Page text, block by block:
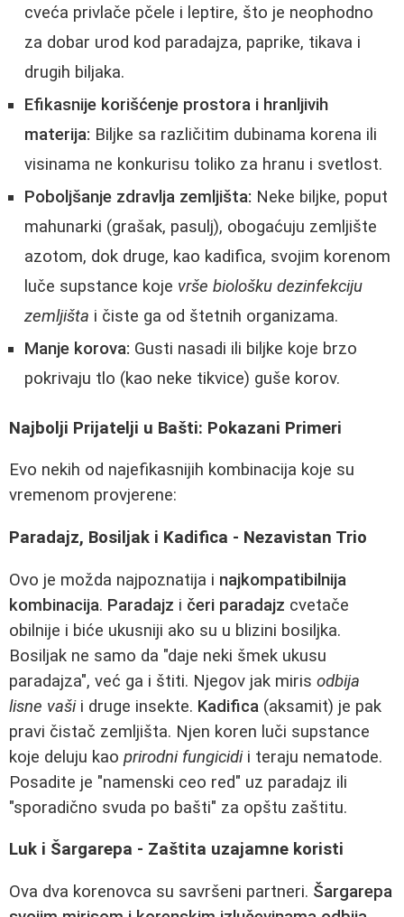
cveća privlače pčele i leptire, što je neophodno
za dobar urod kod paradajza, paprike, tikava i
drugih biljaka.
Efikasnije korišćenje prostora i hranljivih
materija: Biljke sa različitim dubinama korena ili
visinama ne konkurisu toliko za hranu i svetlost.
Poboljšanje zdravlja zemljišta: Neke biljke, poput
mahunarki (grašak, pasulj), obogaćuju zemljište
azotom, dok druge, kao kadifica, svojim korenom
luče supstance koje vrše biološku dezinfekciju
zemljišta i čiste ga od štetnih organizama.
Manje korova: Gusti nasadi ili biljke koje brzo
pokrivaju tlo (kao neke tikvice) guše korov.
Najbolji Prijatelji u Bašti: Pokazani Primeri
Evo nekih od najefikasnijih kombinacija koje su
vremenom provjerene:
Paradajz, Bosiljak i Kadifica - Nezavistan Trio
Ovo je možda najpoznatija i najkompatibilnija
kombinacija. Paradajz i čeri paradajz cvetače
obilnije i biće ukusniji ako su u blizini bosiljka.
Bosiljak ne samo da "daje neki šmek ukusu
paradajza", već ga i štiti. Njegov jak miris odbija
lisne vašii druge insekte. Kadifica (aksamit) je pak
pravi čistač zemljišta. Njen koren luči supstance
koje deluju kao prirodni fungicidii teraju nematode.
Posadite je "namenski ceo red" uz paradajz ili
"sporadično svuda po bašti" za opštu zaštitu.
Luk i Šargarepa - Zaštita uzajamne koristi
Ova dva korenovca su savršeni partneri. Šargarepa